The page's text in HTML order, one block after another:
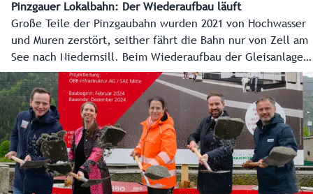
Pinzgauer Lokalbahn: Der Wiederaufbau läuft
Große Teile der Pinzgaubahn wurden 2021 von Hochwasser
und Muren zerstört, seither fährt die Bahn nur von Zell am
See nach Niedernsill. Beim Wiederaufbau der Gleisanlagen
steht ein erster Meilenstein kurz bevor. Bereits Mitte Juni
soll die Lebensader des Pinzgaus wieder bis Mittersill
fahren.